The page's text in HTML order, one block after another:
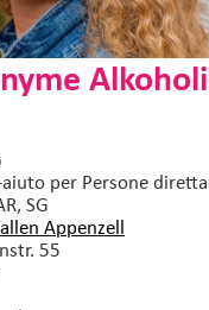
per Persone
SG
Appenzell
55